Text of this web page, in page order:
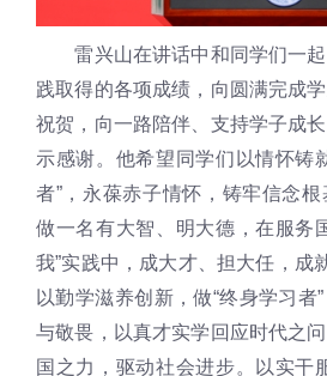
雷兴山在讲话中和同学们一
践取得的各项成绩，向圆满完成
祝贺，向一路陪伴、支持学子成
示感谢。他希望同学们以情怀铸
者”，永葆赤子情怀，铸牢信念根
做一名有大智、明大德，在服务
我”实践中，成大才、担大任，成
以勤学滋养创新，做“终身学习者
与敬畏，以真才实学回应时代之
国之力，驱动社会进步。以实干